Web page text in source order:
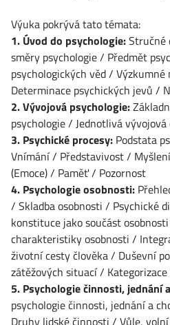
Výuka pokrývá tato témata:
1. Úvod do psychologie:Stručné
směry psychologie / Předmět
psychologických věd /
Determinace psychických jevů /
2. Vývojová psychologie:
psychologie / Jednotlivá vývojová
3. Psychické procesy: Podstata
Vnímání / Představivost /
(Emoce) / Paměť / Pozornost
4. Psychologie osobnosti:
/ Skladba osobnosti / Psychické
konstituce jako součást
charakteristiky osobnosti /
životní cesty člověka / Duševní
zátěžových situací /
5. Psychologie činnosti, jednání
psychologie činnosti, jednání a
Druhy lidské činnosti / Vůle,